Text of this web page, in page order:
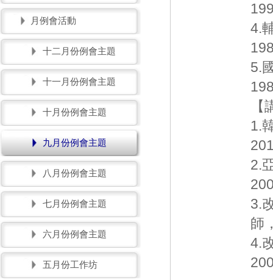
月例會活動
十二月份例會主題
十一月份例會主題
十月份例會主題
九月份例會主題
八月份例會主題
七月份例會主題
六月份例會主題
五月份工作坊
4.
5.
1.
2.
3.
師
4.